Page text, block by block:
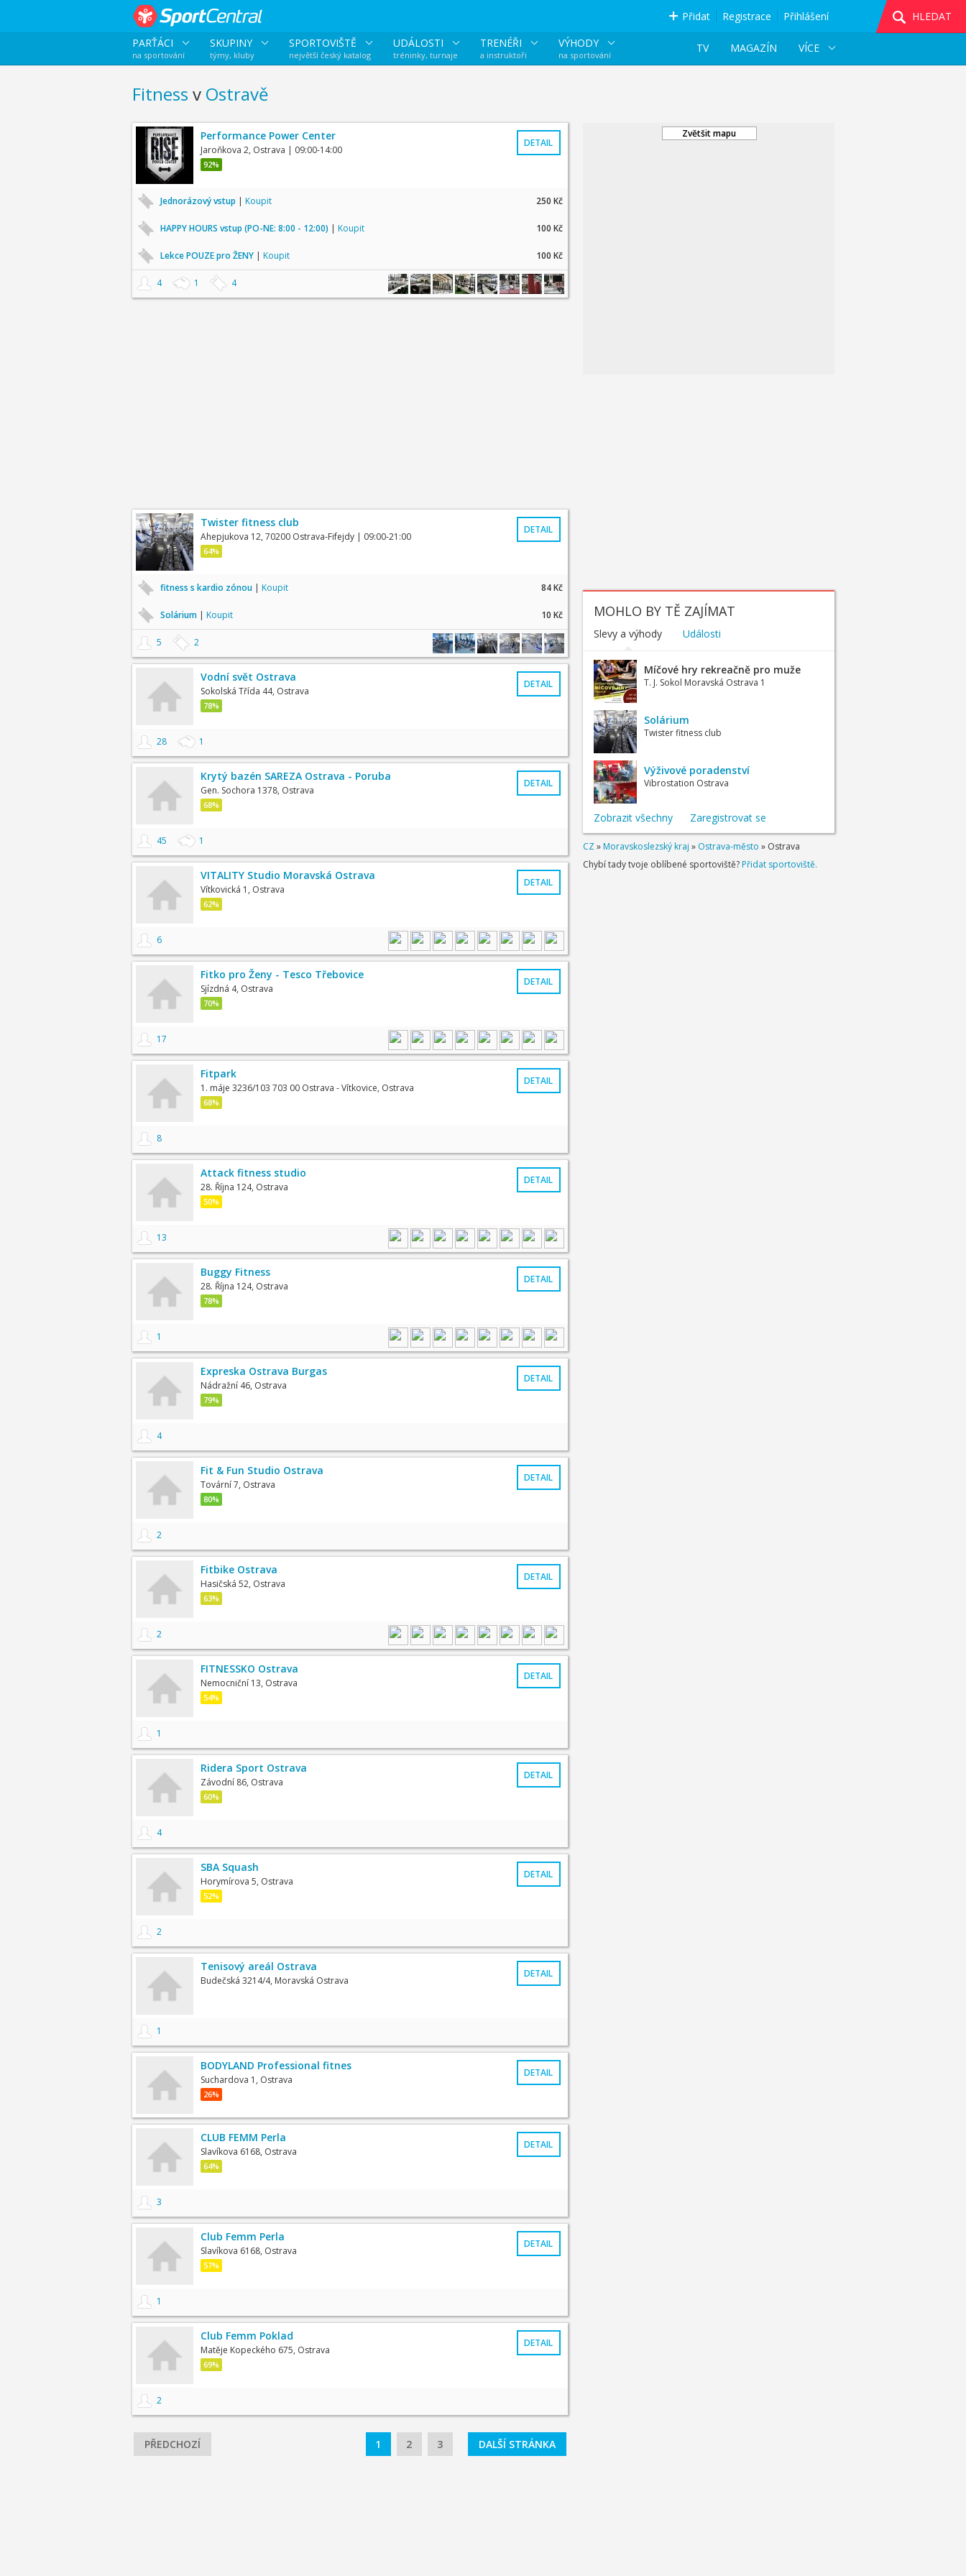
Přidat Registrace Přihlášení
HLEDAT
PARŤÁCI
na sportování
SKUPINY
týmy, kluby
SPORTOVIŠTĚ
největší český katalog
UDÁLOSTI
tréninky, turnaje
TRENÉŘI
a instruktoři
VÝHODY
na sportování
VÍCE
MAGAZÍN
TV
Fitness v Ostravě
Performance Power Center
Jaroňkova 2, Ostrava | 09:00-14:00
92%
DETAIL
Jednorázový vstup | Koupit 250 Kč
HAPPY HOURS vstup (PO-NE: 8:00 - 12:00) | Koupit 100 Kč
Lekce POUZE pro ŽENY | Koupit 100 Kč
4 1 4
Twister fitness club
Ahepjukova 12, 70200 Ostrava-Fifejdy | 09:00-21:00
64%
DETAIL
fitness s kardio zónou | Koupit 84 Kč
Solárium | Koupit 10 Kč
5 2
Vodní svět Ostrava
Sokolská Třída 44, Ostrava
78%
DETAIL
28 1
Krytý bazén SAREZA Ostrava - Poruba
Gen. Sochora 1378, Ostrava
68%
DETAIL
45 1
VITALITY Studio Moravská Ostrava
Vítkovická 1, Ostrava
62%
DETAIL
6
Fitko pro Ženy - Tesco Třebovice
Sjízdná 4, Ostrava
70%
DETAIL
17
Fitpark
1. máje 3236/103 703 00 Ostrava - Vítkovice, Ostrava
68%
DETAIL
8
Attack fitness studio
28. Října 124, Ostrava
50%
DETAIL
13
Buggy Fitness
28. Října 124, Ostrava
78%
DETAIL
1
Expreska Ostrava Burgas
Nádražní 46, Ostrava
79%
DETAIL
4
Fit & Fun Studio Ostrava
Tovární 7, Ostrava
80%
DETAIL
2
Fitbike Ostrava
Hasičská 52, Ostrava
63%
DETAIL
2
FITNESSKO Ostrava
Nemocniční 13, Ostrava
54%
DETAIL
1
Ridera Sport Ostrava
Závodní 86, Ostrava
60%
DETAIL
4
SBA Squash
Horymírova 5, Ostrava
52%
DETAIL
2
Tenisový areál Ostrava
Budečská 3214/4, Moravská Ostrava
DETAIL
1
BODYLAND Professional fitnes
Suchardova 1, Ostrava
26%
DETAIL
CLUB FEMM Perla
Slavíkova 6168, Ostrava
64%
DETAIL
3
Club Femm Perla
Slavíkova 6168, Ostrava
57%
DETAIL
1
Club Femm Poklad
Matěje Kopeckého 675, Ostrava
69%
DETAIL
2
PŘEDCHOZÍ 1 2 3 DALŠÍ STRÁNKA
Zvětšit mapu
MOHLO BY TĚ ZAJÍMAT
Slevy a výhody Události
Míčové hry rekreačně pro muže
T. J. Sokol Moravská Ostrava 1
Solárium
Twister fitness club
Výživové poradenství
Vibrostation Ostrava
Zobrazit všechny Zaregistrovat se
CZ» Moravskoslezský kraj » Ostrava-město » Ostrava
Chybí tady tvoje oblíbené sportoviště? Přidat sportoviště.